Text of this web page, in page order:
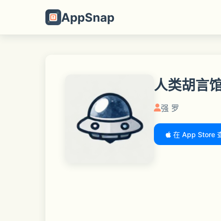
AppSnap
人类胡言
强 罗
在 App Store